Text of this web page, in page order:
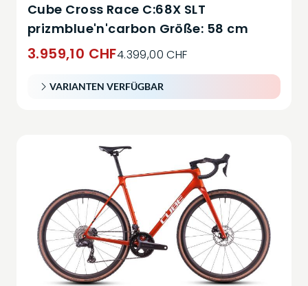
Cube Cross Race C:68X SLT
prizmblue'n'carbon Größe: 58 cm
3.959,10 CHF4.399,00 CHF
VARIANTEN VERFÜGBAR